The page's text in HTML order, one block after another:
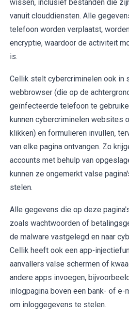
wissen, inclusief bestanden die
vanuit clouddiensten. Alle
telefoon worden verplaatst,
encryptie, waardoor de activiteit
is.
Cellik stelt cybercriminelen ook in
webbrowser (die op de
geïnfecteerde telefoon te
kunnen cybercriminelen websites
klikken) en formulieren invullen,
van elke pagina ontvangen. Zo
accounts met behulp van
kunnen ze ongemerkt valse
stelen.
Alle gegevens die op deze
zoals wachtwoorden of
de malware vastgelegd en naar
Cellik heeft ook een app-
aanvallers valse schermen of
andere apps invoegen,
inlogpagina boven een bank- of e-
om inloggegevens te stelen.